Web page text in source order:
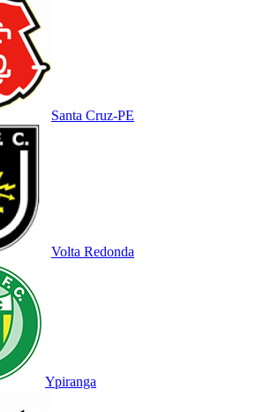
Santa Cruz-PE
Volta Redonda
Ypiranga